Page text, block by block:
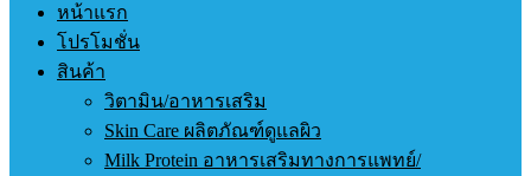
หน้าแรก
โปรโมชั่น
สินค้า
วิตามิน/อาหารเสริม
Skin Care ผลิตภัณฑ์ดูแลผิว
Milk Protein อาหารเสริมทางการแพทย์/